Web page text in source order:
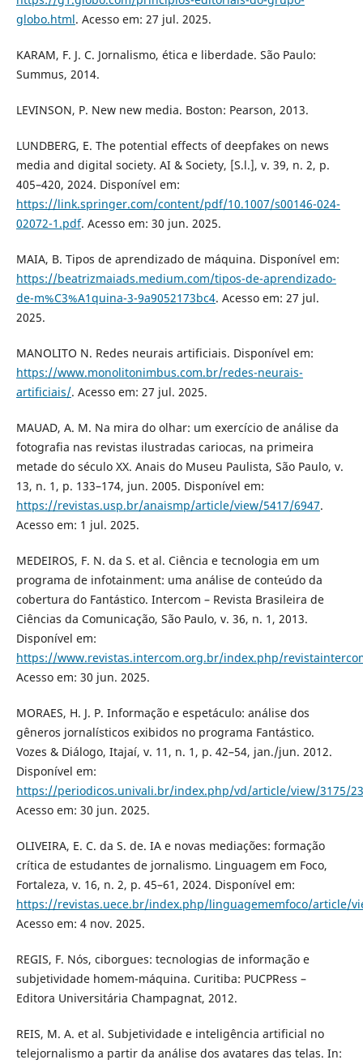
globo.html. Acesso em: 27 jul. 2025.
KARAM, F. J. C. Jornalismo, ética e liberdade. São Paulo:
Summus, 2014.
LEVINSON, P. New new media. Boston: Pearson, 2013.
LUNDBERG, E. The potential effects of deepfakes on news
media and digital society. AI & Society, [S.l.], v. 39, n. 2, p.
405–420, 2024. Disponível em:
https://link.springer.com/content/pdf/10.1007/s00146-024-
02072-1.pdf. Acesso em: 30 jun. 2025.
MAIA, B. Tipos de aprendizado de máquina. Disponível em:
https://beatrizmaiads.medium.com/tipos-de-aprendizado-
de-m%C3%A1quina-3-9a9052173bc4. Acesso em: 27 jul.
2025.
MANOLITO N. Redes neurais artificiais. Disponível em:
https://www.monolitonimbus.com.br/redes-neurais-
artificiais/. Acesso em: 27 jul. 2025.
MAUAD, A. M. Na mira do olhar: um exercício de análise da
fotografia nas revistas ilustradas cariocas, na primeira
metade do século XX. Anais do Museu Paulista, São Paulo, v.
13, n. 1, p. 133–174, jun. 2005. Disponível em:
https://revistas.usp.br/anaismp/article/view/5417/6947.
Acesso em: 1 jul. 2025.
MEDEIROS, F. N. da S. et al. Ciência e tecnologia em um
programa de infotainment: uma análise de conteúdo da
cobertura do Fantástico. Intercom – Revista Brasileira de
Ciências da Comunicação, São Paulo, v. 36, n. 1, 2013.
Disponível em:
https://www.revistas.intercom.org.br/index.php/
Acesso em: 30 jun. 2025.
MORAES, H. J. P. Informação e espetáculo: análise dos
gêneros jornalísticos exibidos no programa Fantástico.
Vozes & Diálogo, Itajaí, v. 11, n. 1, p. 42–54, jan./jun. 2012.
Disponível em:
https://periodicos.univali.br/index.php/vd/article/view/3175/
Acesso em: 30 jun. 2025.
OLIVEIRA, E. C. da S. de. IA e novas mediações: formação
crítica de estudantes de jornalismo. Linguagem em Foco,
Fortaleza, v. 16, n. 2, p. 45–61, 2024. Disponível em:
https://revistas.uece.br/index.php/linguagememfoco/article/
Acesso em: 4 nov. 2025.
REGIS, F. Nós, ciborgues: tecnologias de informação e
subjetividade homem-máquina. Curitiba: PUCPRess –
Editora Universitária Champagnat, 2012.
REIS, M. A. et al. Subjetividade e inteligência artificial no
telejornalismo a partir da análise dos avatares das telas. In: